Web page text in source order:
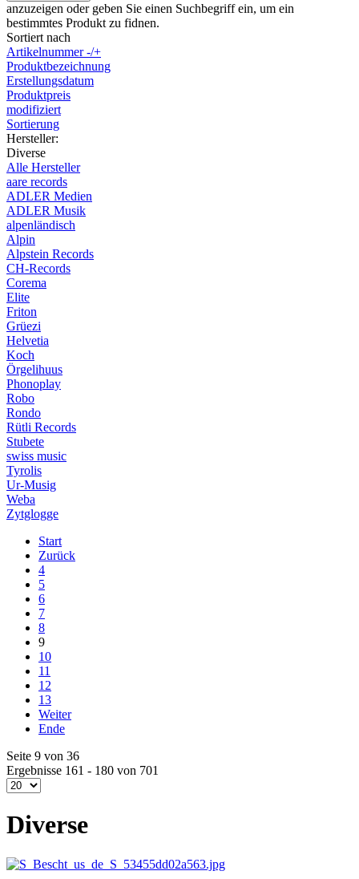
anzuzeigen oder geben Sie einen Suchbegriff ein, um ein
bestimmtes Produkt zu fidnen.
Sortiert nach
Artikelnummer -/+
Produktbezeichnung
Erstellungsdatum
Produktpreis
modifiziert
Sortierung
Hersteller:
Diverse
Alle Hersteller
aare records
ADLER Medien
ADLER Musik
alpenländisch
Alpin
Alpstein Records
CH-Records
Corema
Elite
Friton
Grüezi
Helvetia
Koch
Örgelihuus
Phonoplay
Robo
Rondo
Rütli Records
Stubete
swiss music
Tyrolis
Ur-Musig
Weba
Zytglogge
Start
Zurück
4
5
6
7
8
9
10
11
12
13
Weiter
Ende
Seite 9 von 36
Ergebnisse 161 - 180 von 701
Diverse